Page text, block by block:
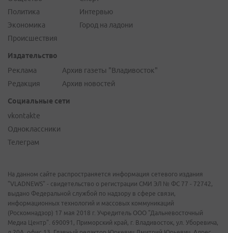
Политика
Экономика
Происшествия
Интервью
Город на ладони
Издательство
Реклама
Редакция
Архив газеты "Владивосток"
Архив новостей
Социальные сети
vkontakte
Одноклассники
Телеграм
На данном сайте распространяется информация сетевого издания
"VLADNEWS" - свидетельство о регистрации СМИ ЭЛ № ФС 77 - 72742,
выдано Федеральной службой по надзору в сфере связи,
информационных технологий и массовых коммуникаций
(Роскомнадзор) 17 мая 2018 г. Учредитель ООО "Дальневосточный
Медиа Центр". 690091, Приморский край, г. Владивосток, ул. Уборевича,